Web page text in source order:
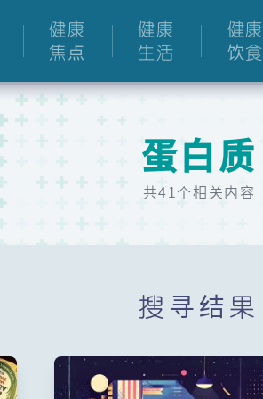
健康
焦点
健康
生活
健康
饮食
蛋白质
共41个相关内容
搜寻结果